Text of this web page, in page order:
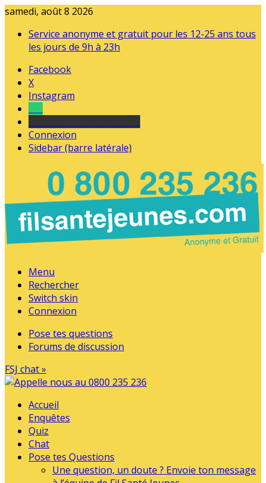
samedi, août 8 2026
Service anonyme et gratuit pour les 12-25 ans tous
les jours de 9h à 23h
Facebook
X
Instagram
Connexion
Sidebar (barre latérale)
Menu
Rechercher
Switch skin
Connexion
Pose tes questions
Forums de discussion
FSJ chat »
Accueil
Enquêtes
Quiz
Chat
Pose tes Questions
Une question, un doute ? Envoie ton message